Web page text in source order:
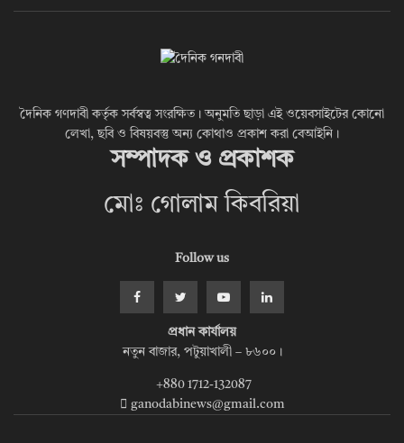
দৈনিক গণদাবী কর্তৃক সর্বস্বত্ব সংরক্ষিত। অনুমতি ছাড়া এই ওয়েবসাইটের কোনো
লেখা, ছবি ও বিষয়বস্তু অন্য কোথাও প্রকাশ করা বেআইনি।
সম্পাদক ও প্রকাশক
মোঃ গোলাম কিবরিয়া
Follow us
প্রধান কার্যালয়
নতুন বাজার, পটুয়াখালী – ৮৬০০।
+880 1712-132087
ganodabinews@gmail.com